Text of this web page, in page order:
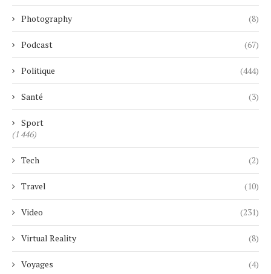
Photography (8)
Podcast (67)
Politique (444)
Santé (3)
Sport
(1 446)
Tech (2)
Travel (10)
Video (231)
Virtual Reality (8)
Voyages (4)